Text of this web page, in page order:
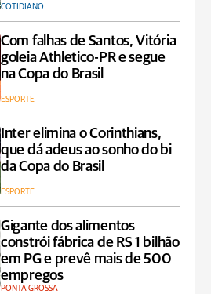
COTIDIANO
Com falhas de Santos, Vitória
goleia Athletico-PR e segue
na Copa do Brasil
ESPORTE
Inter elimina o Corinthians,
que dá adeus ao sonho do bi
da Copa do Brasil
ESPORTE
Gigante dos alimentos
constrói fábrica de RS 1 bilhão
em PG e prevê mais de 500
empregos
PONTA GROSSA